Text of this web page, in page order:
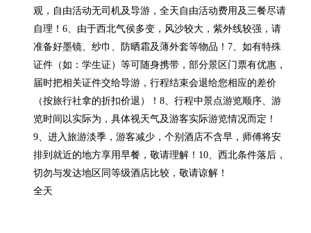
观，自由活动无司机及导游，全天自由活动费用及三餐尽请
自理！6、由于西北气侯多变，风沙较大，紫外线较强，请
准备好墨镜、纱巾、防晒霜及薄外套等物品！7、如有特殊
证件（如：学生证）等可随身携带，部分景区门票有优惠，
届时把相关证件交给导游，行程结束会退给您相应的差价
（按旅行社拿的折扣价退）！8、行程中景点游览顺序、游
览时间以实际为，具体视天气及游客实际游览情况而定！
9、进入旅游淡季，游客减少，个别酒店不含早，师傅将安
排到就近的地方享用早餐，敬请理解！10、西北条件落后，
切勿与发达地区同等级酒店比较，敬请谅解！
全天